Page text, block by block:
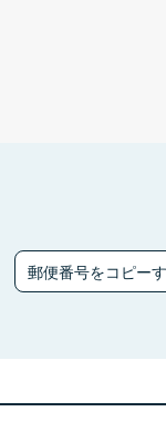
郵便番号をコピー